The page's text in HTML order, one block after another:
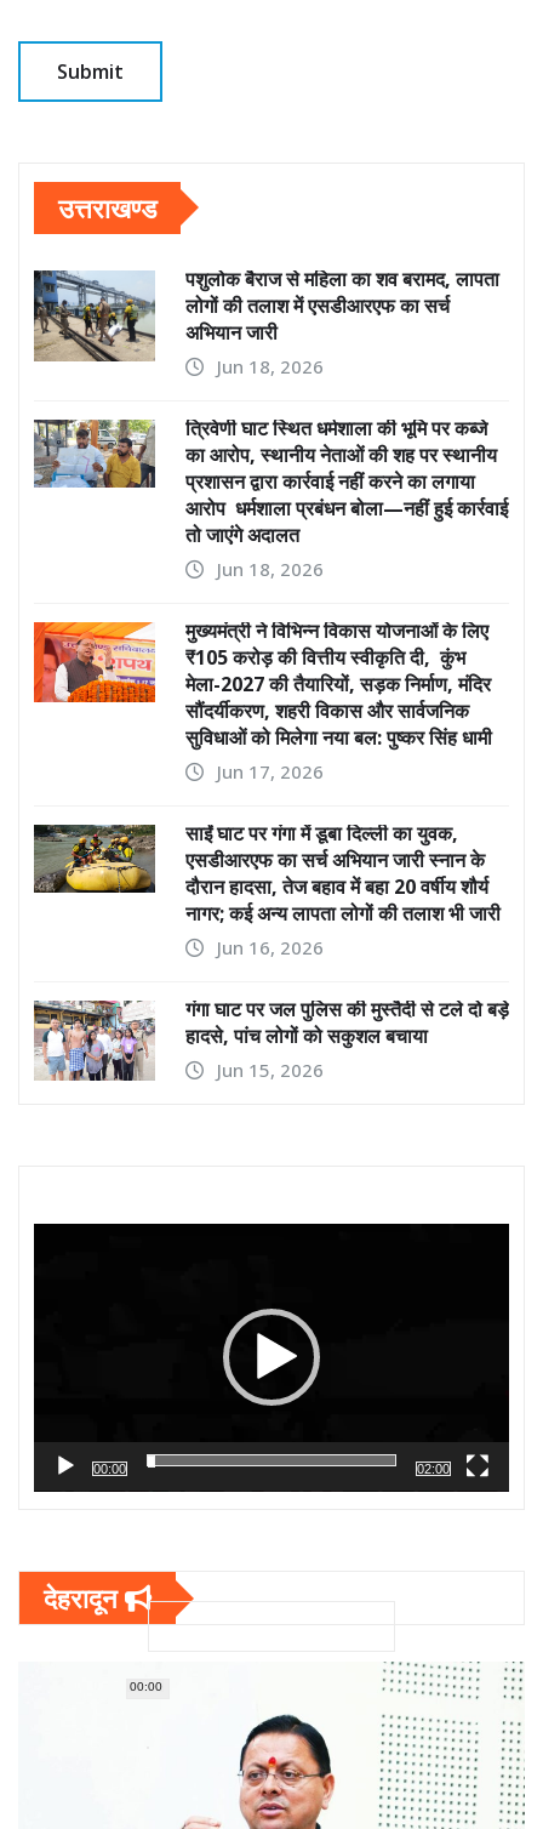
उत्तराखण्ड
पशुलोक बैराज से महिला का शव बरामद, लापता
लोगों की तलाश में एसडीआरएफ का सर्च
अभियान जारी
Jun 18, 2026
त्रिवेणी घाट स्थित धर्मशाला की भूमि पर कब्जे
का आरोप, स्थानीय नेताओं की शह पर स्थानीय
प्रशासन द्वारा कार्रवाई नहीं करने का लगाया
आरोप धर्मशाला प्रबंधन बोला—नहीं हुई कार्रवाई
तो जाएंगे अदालत
Jun 18, 2026
मुख्यमंत्री ने विभिन्न विकास योजनाओं के लिए
₹105 करोड़ की वित्तीय स्वीकृति दी, कुंभ
मेला-2027 की तैयारियों, सड़क निर्माण, मंदिर
सौंदर्यीकरण, शहरी विकास और सार्वजनिक
सुविधाओं को मिलेगा नया बल: पुष्कर सिंह धामी
Jun 17, 2026
साईं घाट पर गंगा में डूबा दिल्ली का युवक,
एसडीआरएफ का सर्च अभियान जारी स्नान के
दौरान हादसा, तेज बहाव में बहा 20 वर्षीय शौर्य
नागर; कई अन्य लापता लोगों की तलाश भी जारी
Jun 16, 2026
गंगा घाट पर जल पुलिस की मुस्तैदी से टले दो बड़े
हादसे, पांच लोगों को सकुशल बचाया
Jun 15, 2026
00:00
00:00
02:00
देहरादून